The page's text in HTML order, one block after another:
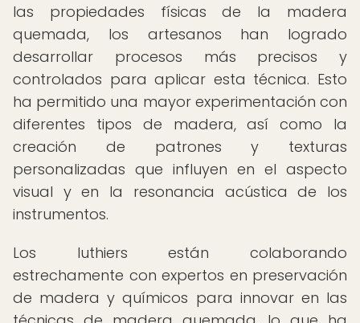
las propiedades físicas de la madera
quemada, los artesanos han logrado
desarrollar procesos más precisos y
controlados para aplicar esta técnica. Esto
ha permitido una mayor experimentación con
diferentes tipos de madera, así como la
creación de patrones y texturas
personalizadas que influyen en el aspecto
visual y en la resonancia acústica de los
instrumentos.
Los luthiers están colaborando
estrechamente con expertos en preservación
de madera y químicos para innovar en las